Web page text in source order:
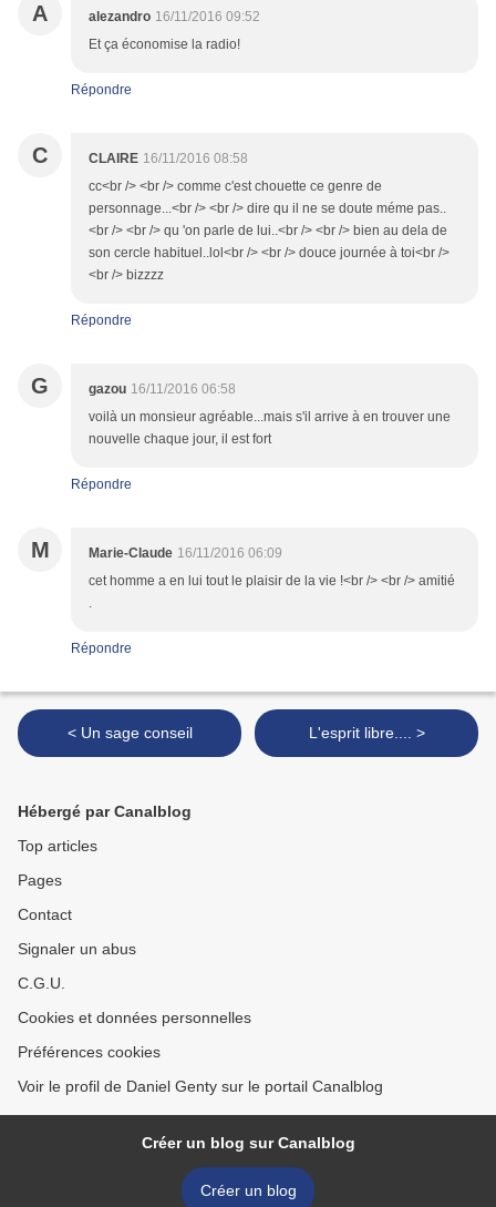
A alezandro 16/11/2016 09:52
Et ça économise la radio!
Répondre
C CLAIRE 16/11/2016 08:58
cc<br /> <br /> comme c'est chouette ce genre de
personnage...<br /> <br /> dire qu il ne se doute méme pas..
<br /> <br /> qu 'on parle de lui..<br /> <br /> bien au dela de
son cercle habituel..lol<br /> <br /> douce journée à toi<br />
<br /> bizzzz
Répondre
G gazou 16/11/2016 06:58
voilà un monsieur agréable...mais s'il arrive à en trouver une
nouvelle chaque jour, il est fort
Répondre
M Marie-Claude 16/11/2016 06:09
cet homme a en lui tout le plaisir de la vie !<br /> <br /> amitié
.
Répondre
< Un sage conseil L'esprit libre.... >
Hébergé par Canalblog
Top articles
Pages
Contact
Signaler un abus
C.G.U.
Cookies et données personnelles
Préférences cookies
Voir le profil de Daniel Genty sur le portail Canalblog
Créer un blog sur Canalblog
Créer un blog